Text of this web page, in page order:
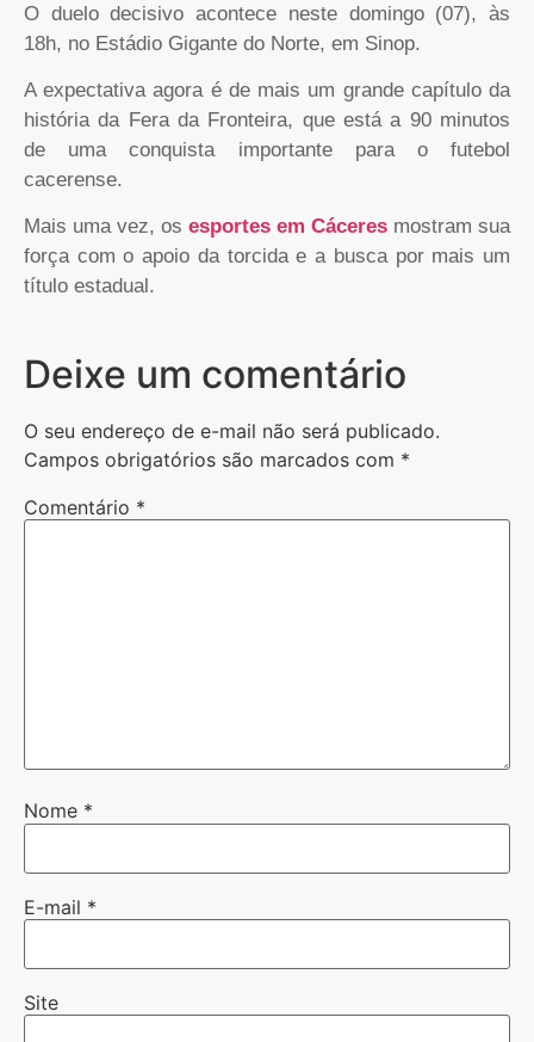
O duelo decisivo acontece neste domingo (07), às
18h, no Estádio Gigante do Norte, em Sinop.
A expectativa agora é de mais um grande capítulo da
história da Fera da Fronteira, que está a 90 minutos
de uma conquista importante para o futebol
cacerense.
Mais uma vez, os esportes em Cáceres mostram sua
força com o apoio da torcida e a busca por mais um
título estadual.
Deixe um comentário
O seu endereço de e-mail não será publicado.
Campos obrigatórios são marcados com *
Comentário *
Nome *
E-mail *
Site